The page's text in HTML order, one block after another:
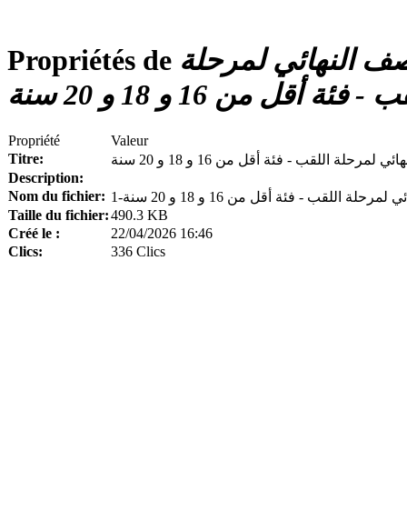
Propriétés de
فئة أقل من 16 و 18 و 20 سنة
Propriété
Valeur
Titre:
Description:
Nom du fichier:
Taille du fichier:490.3 KB
Créé le :
22/04/2026 16:46
Clics:
336 Clics